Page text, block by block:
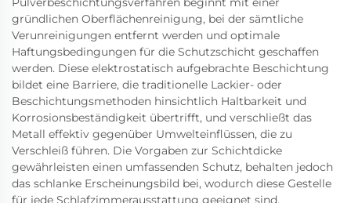
gründlichen Oberflächenreinigung, bei der sämtliche
Verunreinigungen entfernt werden und optimale
Haftungsbedingungen für die Schutzschicht geschaffen
werden. Diese elektrostatisch aufgebrachte Beschichtung
bildet eine Barriere, die traditionelle Lackier- oder
Beschichtungsmethoden hinsichtlich Haltbarkeit und
Korrosionsbeständigkeit übertrifft, und verschließt das
Metall effektiv gegenüber Umwelteinflüssen, die zu
Verschleiß führen. Die Vorgaben zur Schichtdicke
gewährleisten einen umfassenden Schutz, behalten jedoch
das schlanke Erscheinungsbild bei, wodurch diese Gestelle
für jede Schlafzimmerausstattung geeignet sind.